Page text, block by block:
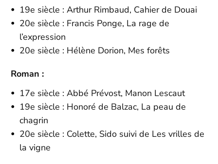
19e siècle : Arthur Rimbaud, Cahier de Douai
20e siècle : Francis Ponge, La rage de
l’expression
20e siècle : Hélène Dorion, Mes forêts
Roman :
17e siècle : Abbé Prévost, Manon Lescaut
19e siècle : Honoré de Balzac, La peau de
chagrin
20e siècle : Colette, Sido suivi de Les vrilles de
la vigne